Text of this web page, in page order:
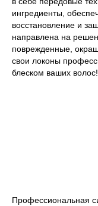
ингредиенты,
восстановление и
направлена на
поврежденные,
свои локоны
блеском ваших волос!
Профессиональная